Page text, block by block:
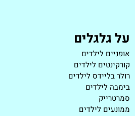
על גלגלים
אופניים לילדים
קורקינטים לילדים
רולר בליידס לילדים
בימבה לילדים
סמרטרייק
ממונעים לילדים